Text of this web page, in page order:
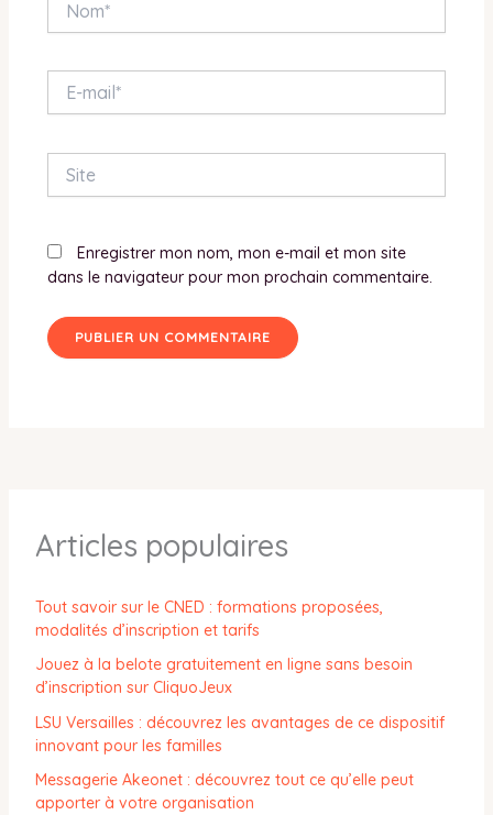
mail*
Enregistrer mon nom, mon e-mail et mon site
dans le navigateur pour mon prochain commentaire.
Articles populaires
Tout savoir sur le CNED : formations proposées,
modalités d’inscription et tarifs
Jouez à la belote gratuitement en ligne sans besoin
d’inscription sur CliquoJeux
LSU Versailles : découvrez les avantages de ce dispositif
innovant pour les familles
Messagerie Akeonet : découvrez tout ce qu’elle peut
apporter à votre organisation